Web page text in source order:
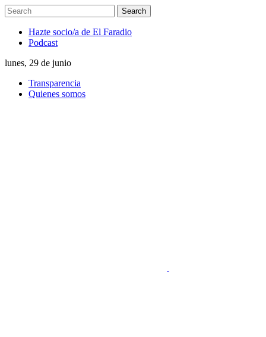
Hazte socio/a de El Faradio
Podcast
lunes, 29 de junio
Transparencia
Quienes somos